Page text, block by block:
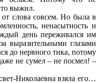
выжил.
слова совсем. Но была в
ненасытность и
день переживался им
выразительными глазами
до нервного тика, потому
не сумел – не посмел! –
хотел.
Николаевна взяла его…